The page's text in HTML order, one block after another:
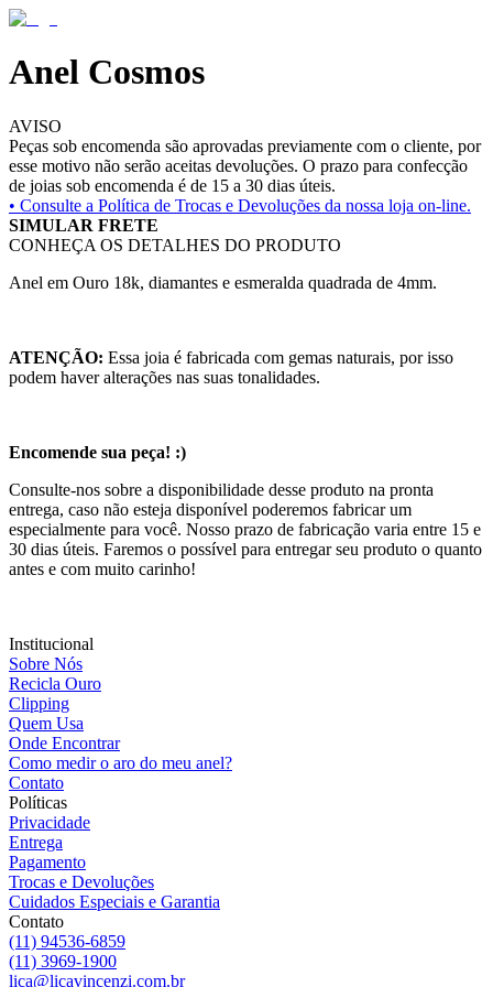
Anel Cosmos
AVISO
Peças sob encomenda são aprovadas previamente com o cliente, por
esse motivo não serão aceitas devoluções. O prazo para confecção
de joias sob encomenda é de 15 a 30 dias úteis.
• Consulte a Política de Trocas e Devoluções da nossa loja on-line.
SIMULAR FRETE
CONHEÇA OS DETALHES DO PRODUTO
Anel em Ouro 18k, diamantes e esmeralda quadrada de 4mm.
ATENÇÃO: Essa joia é fabricada com gemas naturais, por isso
podem haver alterações nas suas tonalidades.
Encomende sua peça! :)
Consulte-nos sobre a disponibilidade desse produto na pronta
entrega, caso não esteja disponível poderemos fabricar um
especialmente para você. Nosso prazo de fabricação varia entre 15 e
30 dias úteis. Faremos o possível para entregar seu produto o quanto
antes e com muito carinho!
Institucional
Sobre Nós
Recicla Ouro
Clipping
Quem Usa
Onde Encontrar
Como medir o aro do meu anel?
Contato
Políticas
Privacidade
Entrega
Pagamento
Trocas e Devoluções
Cuidados Especiais e Garantia
Contato
(11) 94536-6859
(11) 3969-1900
lica@licavincenzi.com.br